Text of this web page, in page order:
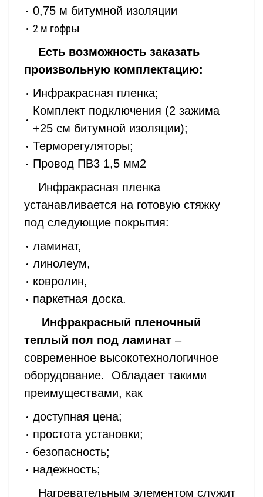
0,75 м битумной изоляции
2 м гофры
Есть возможность заказать
произвольную комплектацию:
Инфракрасная пленка;
Комплект подключения (2 зажима
+25 см битумной изоляции);
Терморегуляторы;
Провод ПВ3 1,5 мм2
Инфракрасная пленка
устанавливается на готовую стяжку
под следующие покрытия:
ламинат,
линолеум,
ковролин,
паркетная доска.
Инфракрасный пленочный
теплый пол под ламинат –
современное высокотехнологичное
оборудование. Обладает такими
преимуществами, как
доступная цена;
простота установки;
безопасность;
надежность;
Нагревательным элементом служит